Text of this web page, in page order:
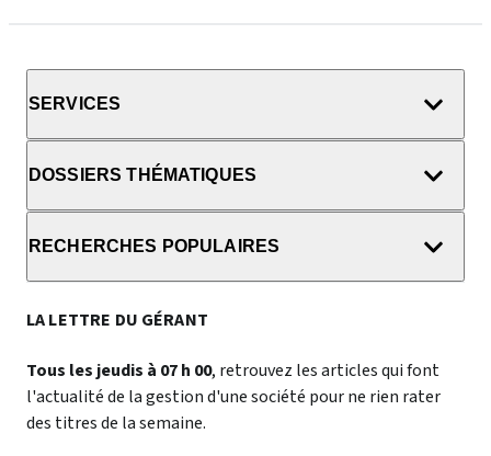
SERVICES
DOSSIERS THÉMATIQUES
RECHERCHES POPULAIRES
LA LETTRE DU GÉRANT
Tous les jeudis à 07 h 00, retrouvez les articles qui font
l'actualité de la gestion d'une société pour ne rien rater
des titres de la semaine.